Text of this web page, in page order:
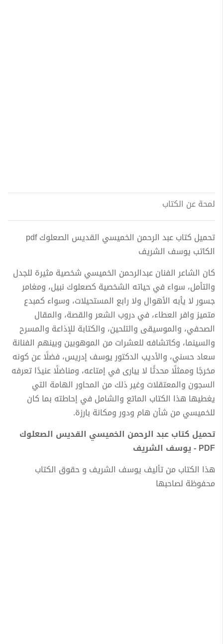
لمحة عن الكتاب
تحميل كتاب عبد الرحمن الخميسي القديس الصعلوك pdf
الكاتب يوسف الشريف
كان الشاعر الفنان عبدالرحمن الخميسي شخصية مثيرة للجدل
والتأمل، سواء في حياته الشخصية كصعلوك نبيل، ومغامر
جسور لا يأبه الأهوال ولا رابع المستحيلات، وسواء كمبدع
متميز وافر العطاء، في دروب الشعر والقصة، والمقال
الصحفي، والموسيقى والتلحين، والكتابة للإذاعة والمسرح
والسينما، وكاتشافه للعشرات من الموهوبين وبينهم الفنانة
سعاد حسني، والأديب الدكتور يوسف إدريس، فضلًا عن كونه
مخرجًا وممثلًا محدثًا لا يبارى في إمتاعه، ومناضلًا عنيدًا تعرفه
السجون والمعتقلات وغير ذلك من المحاور الهامة التي
يغطيها هذا الكتاب الماتع والشامل في إحاطته بما كان
للخميسي من شأن هام ودور ومكانة بارزة.
تحميل كتاب عبد الرحمن الخميسي القديس الصعلوك
PDF - يوسف الشريف
هذا الكتاب من تأليف يوسف الشريف و حقوق الكتاب
محفوظة لصاحبها